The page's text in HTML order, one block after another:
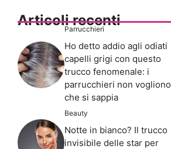
Articoli recenti
Parrucchieri
Ho detto addio agli odiati
capelli grigi con questo
trucco fenomenale: i
parrucchieri non vogliono
che si sappia
Beauty
Notte in bianco? Il trucco
invisibile delle star per